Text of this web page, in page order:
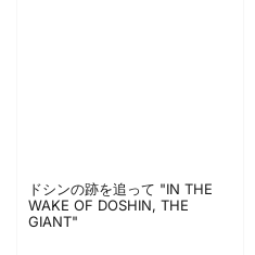
ドシンの跡を追って "IN THE
WAKE OF DOSHIN, THE
GIANT"